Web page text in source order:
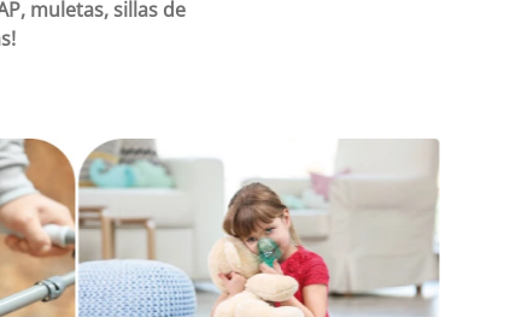
muletas, sillas de